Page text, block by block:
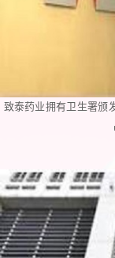
致泰药业拥有卫生署颁